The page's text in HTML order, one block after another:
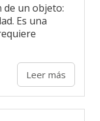
de un objeto:
Es una
Leer más